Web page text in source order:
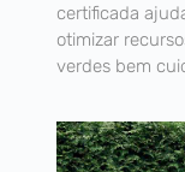
certificada
otimizar
verdes bem